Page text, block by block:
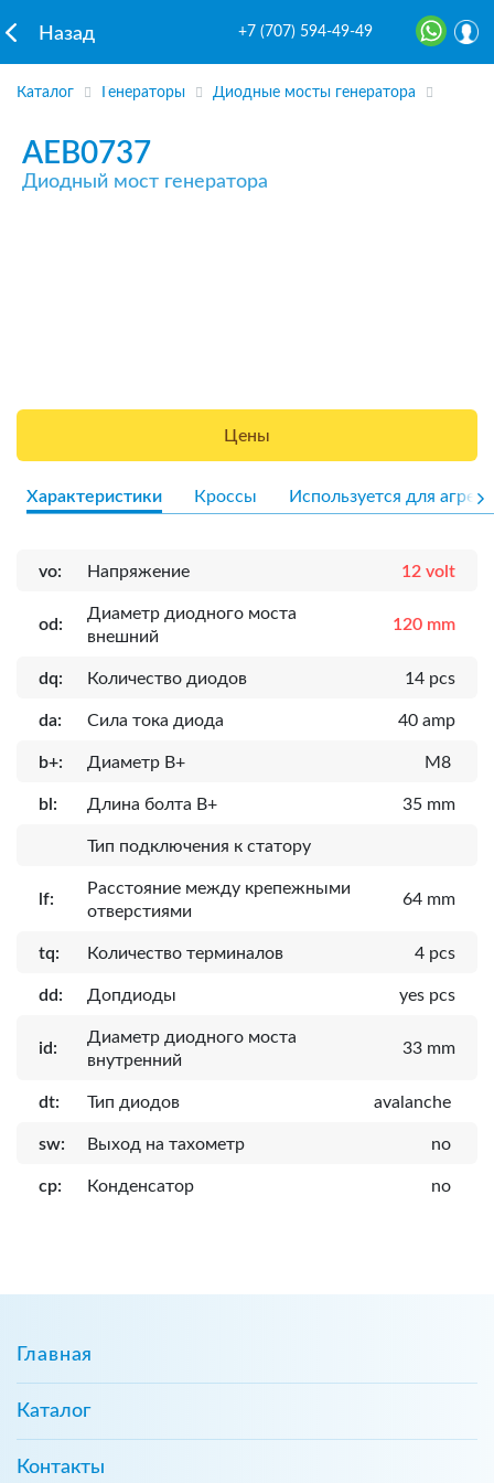
Назад +7 (707) 594-49-49
Каталог Генераторы Диодные мосты генератора
AEB0737
Диодный мост генератора
Цены
Характеристики Кроссы Используется для
vo: Напряжение 12 volt
od:
Диаметр диодного моста
внешний
120 mm
dq: Количество диодов 14 pcs
da: Сила тока диода 40 amp
b+: Диаметр B+ M8
bl: Длина болта B+ 35 mm
Тип подключения к статору
lf:
Расcтояние между крепежными
отверстиями
64 mm
tq: Количество терминалов 4 pcs
dd: Допдиоды yes pcs
id:
Диаметр диодного моста
внутренний
33 mm
dt: Тип диодов avalanche
sw: Выход на тахометр no
cp: Конденсатор no
Главная
Каталог
Контакты